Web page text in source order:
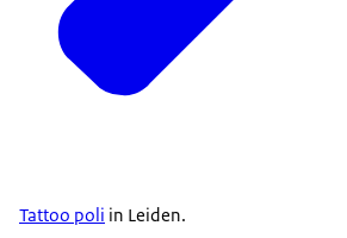
Tattoo poli in Leiden.